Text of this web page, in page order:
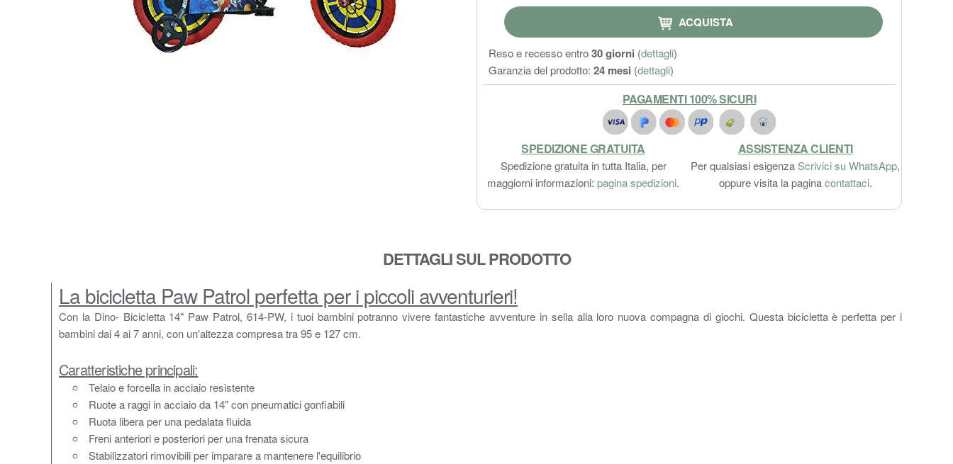
ACQUISTA
Reso e recesso entro30 giorni (dettagli)
Garanzia del prodotto: 24 mesi (dettagli)
PAGAMENTI 100% SICURI
ASSISTENZA CLIENTI
Per qualsiasi esigenzaScrivici su WhatsApp,
oppure visita la paginacontattaci.
SPEDIZIONE GRATUITA
Spedizione gratuita in tutta Italia, per
maggiorni informazioni: pagina spedizioni.
DETTAGLI SUL PRODOTTO
La bicicletta Paw Patrol perfetta per i piccoli avventurieri!
Con la Dino- Bicicletta 14" Paw Patrol, 614-PW, i tuoi bambini potranno vivere fantastiche avventure in sella alla loro nuova compagna di giochi. Questa bicicletta è perfetta per i
bambini dai 4 ai 7 anni, con un'altezza compresa tra 95 e 127 cm.
Caratteristiche principali:
Telaio e forcella in acciaio resistente
Ruote a raggi in acciaio da 14" con pneumatici gonfiabili
Ruota libera per una pedalata fluida
Freni anteriori e posteriori per una frenata sicura
Stabilizzatori rimovibili per imparare a mantenere l'equilibrio